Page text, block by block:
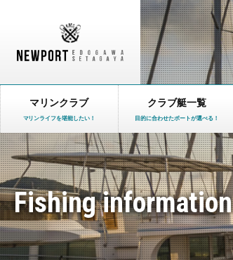
マリンクラブ
マリンライフを堪能したい！
クラブ艇一覧
目的に合わせたボートが選べる！
Fishing information